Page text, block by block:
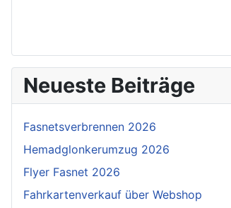
Neueste Beiträge
Fasnetsverbrennen 2026
Hemadglonkerumzug 2026
Flyer Fasnet 2026
Fahrkartenverkauf über Webshop